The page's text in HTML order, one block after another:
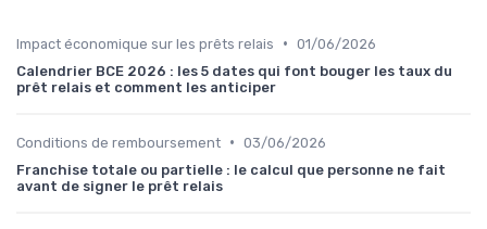
Impact économique sur les prêts relais • 01/06/2026
Calendrier BCE 2026 : les 5 dates qui font bouger les taux du
prêt relais et comment les anticiper
Conditions de remboursement • 03/06/2026
Franchise totale ou partielle : le calcul que personne ne fait
avant de signer le prêt relais